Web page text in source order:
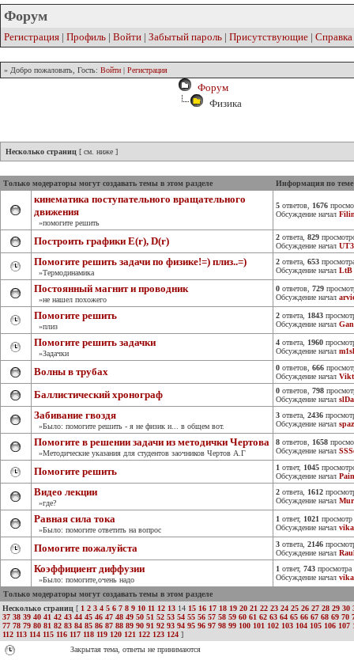
Форум
Регистрация | Профиль | Войти | Забытый пароль | Присутствующие | Справка
» Добро пожаловать, Гость: Войти | Регистрация
Форум
Физика
Несколько страниц [ см. ниже ]
Только модераторы могут создавать темы в этом разделе Информация по теме
кинематика поступательного вращательного
движения
»помогите решить
5 ответов, 1676
Обсуждение начал
Построить графики E(r), D(r) 2 ответа, 829
Обсуждение начал
Помогите решить задачи по физике!=) плиз..=)
»Термодинамика
2 ответа, 653
Обсуждение начал LtB
Постоянный магнит и проводник
»не нашел похожего
0 ответов, 729
Обсуждение начал
Помогите решить
»плиз
2 ответа, 1843
Обсуждение начал
Помогите решить задачки
»Задачки
4 ответа, 1960
Обсуждение начал
Волны в трубах 0 ответов, 666
Обсуждение начал
Баллистический хронограф 0 ответов, 798
Обсуждение начал
Забивание гвоздя
»Было: помогите решить - я не физик и... в общем вот.
3 ответа, 2436
Обсуждение начал
Помогите в решении задачи из методички Чертова
»Методические указания для студентов заочников Чертов А.Г
8 ответов, 1658
Обсуждение начал
Помогите решить 1 ответ, 1045
Обсуждение начал
Видео лекции
»где?
2 ответа, 1612
Обсуждение начал
Равная сила тока
»Было: помогите ответить на вопрос
1 ответ, 1021 просмотр
Обсуждение начал
Помогите пожалуйста 3 ответа, 2146
Обсуждение начал
Коэффициент диффузии
»Было: помогите,очень надо
1 ответ, 743 просмотра
Обсуждение начал
Только модераторы могут создавать темы в этом разделе
Несколько страниц [ 1 2 3 4 5 6 7 8 9 10 11 12 13 14 15 16 17 18 19 20 21 22 23 24 25 26 27 28 29 30
37 38 39 40 41 42 43 44 45 46 47 48 49 50 51 52 53 54 55 56 57 58 59 60 61 62 63 64 65 66 67 68 69 70
77 78 79 80 81 82 83 84 85 86 87 88 89 90 91 92 93 94 95 96 97 98 99 100 101 102 103 104 105 106 107
112 113 114 115 116 117 118 119 120 121 122 123 124 ]
Закрытая тема, ответы не принимаются